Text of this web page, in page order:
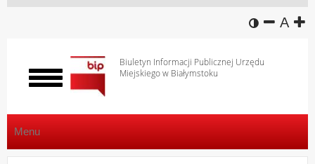
wersja
A
Biuletyn Informacji Publicznej Urzędu
Miejskiego w Białymstoku
Włącz
menu
Menu